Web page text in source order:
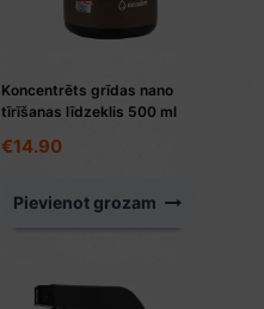
Koncentrēts grīdas nano
tīrīšanas līdzeklis 500 ml
€14.90
Pievienot grozam